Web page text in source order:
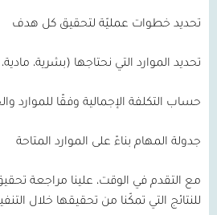
تحديد خطوات عمليّة لتحقيق كل هدف
تحديد الموارد التي نحتاجها (بشرية، مادية،
حساب التكلفة الإجمالية وفقًا للموارد
جدولة المهام بناءً على الموارد المتاحة
مع التقدم في الوقت، علينا مراجعة
للنتائج التي تمكّنا من تحقيقها خلال